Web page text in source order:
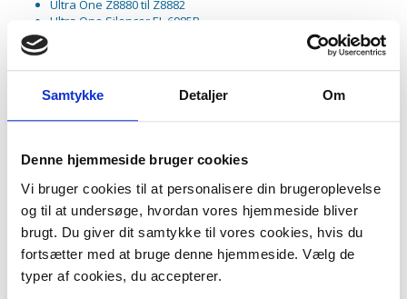
Samtykke Detaljer Om
Denne hjemmeside bruger cookies
Vi bruger cookies til at personalisere din brugeroplevelse
og til at undersøge, hvordan vores hjemmeside bliver
brugt. Du giver dit samtykke til vores cookies, hvis du
fortsætter med at bruge denne hjemmeside. Vælg de
typer af cookies, du accepterer.
Ultra One Z8880 til Z8882
Ultra One Silencer EL 6985B
Ultra One ZUOQUATTRO, 900273857, 900273862
Ultra One ZUOORIGWR+, ZUOORIGWR, Origin
Ultra One ZUODELUXE+, ZUODELUXE,
Ultra One ZOUGREEN+, ZUOGREEN, Green
Ultra One ZUOALLFLR+, ZUOALLFLR, All Floor
Ultra One ZUOANIMAL+, ZUOANIMAL, Animal
Ultra One ZUOORIGW+,
Ultra One Premium
Ultra One ZUO360, ZUO 360